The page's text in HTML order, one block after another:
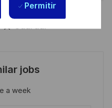
Permitir
Guardar
jobs
a week